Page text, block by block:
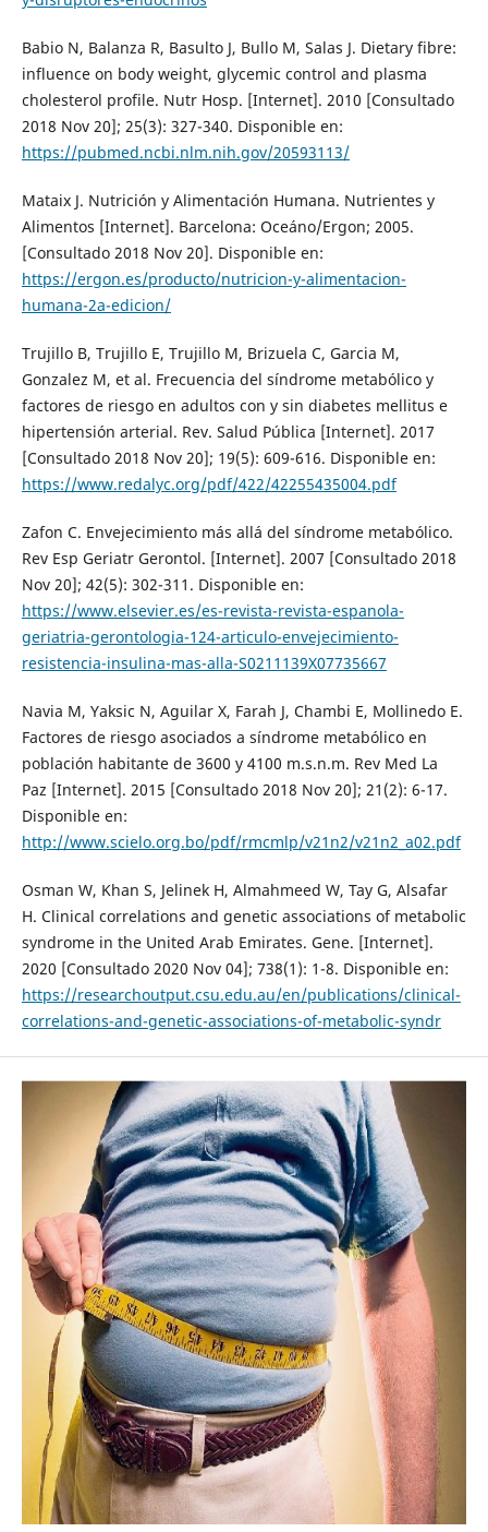
Babio N, Balanza R, Basulto J, Bullo M, Salas J. Dietary fibre:
influence on body weight, glycemic control and plasma
cholesterol profile. Nutr Hosp. [Internet]. 2010 [Consultado
2018 Nov 20]; 25(3): 327-340. Disponible en:
https://pubmed.ncbi.nlm.nih.gov/20593113/
Mataix J. Nutrición y Alimentación Humana. Nutrientes y
Alimentos [Internet]. Barcelona: Oceáno/Ergon; 2005.
[Consultado 2018 Nov 20]. Disponible en:
https://ergon.es/producto/nutricion-y-alimentacion-
humana-2a-edicion/
Trujillo B, Trujillo E, Trujillo M, Brizuela C, Garcia M,
Gonzalez M, et al. Frecuencia del síndrome metabólico y
factores de riesgo en adultos con y sin diabetes mellitus e
hipertensión arterial. Rev. Salud Pública [Internet]. 2017
[Consultado 2018 Nov 20]; 19(5): 609-616. Disponible en:
https://www.redalyc.org/pdf/422/42255435004.pdf
Zafon C. Envejecimiento más allá del síndrome metabólico.
Rev Esp Geriatr Gerontol. [Internet]. 2007 [Consultado 2018
Nov 20]; 42(5): 302-311. Disponible en:
https://www.elsevier.es/es-revista-revista-espanola-
geriatria-gerontologia-124-articulo-envejecimiento-
resistencia-insulina-mas-alla-S0211139X07735667
Navia M, Yaksic N, Aguilar X, Farah J, Chambi E, Mollinedo E.
Factores de riesgo asociados a síndrome metabólico en
población habitante de 3600 y 4100 m.s.n.m. Rev Med La
Paz [Internet]. 2015 [Consultado 2018 Nov 20]; 21(2): 6-17.
Disponible en:
http://www.scielo.org.bo/pdf/rmcmlp/v21n2/v21n2_a02.pdf
Osman W, Khan S, Jelinek H, Almahmeed W, Tay G, Alsafar
H. Clinical correlations and genetic associations of metabolic
syndrome in the United Arab Emirates. Gene. [Internet].
2020 [Consultado 2020 Nov 04]; 738(1): 1-8. Disponible en:
https://researchoutput.csu.edu.au/en/publications/clinical-
correlations-and-genetic-associations-of-metabolic-syndr